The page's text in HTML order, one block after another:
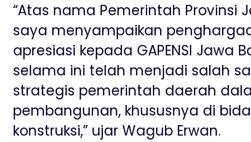
“Atas nama Pemerintah Provinsi
saya menyampaikan
apresiasi kepada GAPENSI Jawa
selama ini telah menjadi salah
strategis pemerintah daerah
pembangunan, khususnya di
konstruksi,” ujar Wagub Erwan.